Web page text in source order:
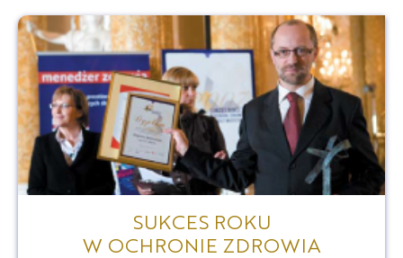
SUKCES ROKU
W OCHRONIE ZDROWIA